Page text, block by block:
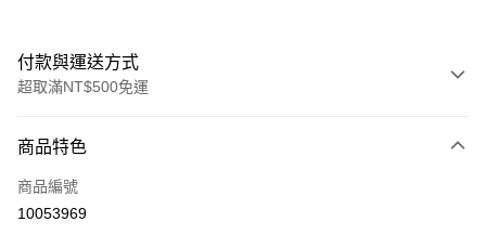
付款與運送方式
超取滿NT$500免運
信用卡一次付款
超商取貨付款
商品特色
商品編號
10053969